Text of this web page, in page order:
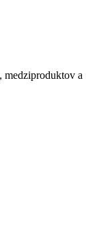
medziproduktov a